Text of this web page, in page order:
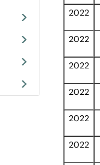
2022
2022
2022
2022
2022
2022